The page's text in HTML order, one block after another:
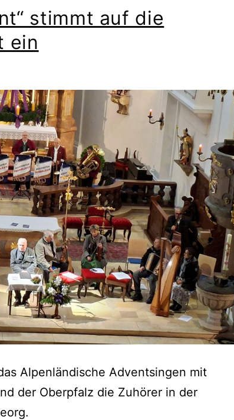
stimmt auf die
ein
Alpenländische Adventsingen mit
der Oberpfalz die Zuhörer in der